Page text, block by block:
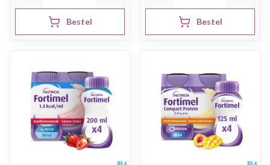
Bestel Bestel